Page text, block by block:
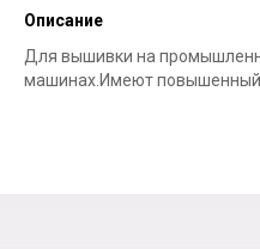
Описание
Для вышивки на
машинах.Имеют повышенный